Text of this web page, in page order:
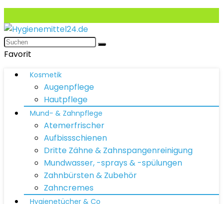
Favorit
Kosmetik
Augenpflege
Hautpflege
Mund- & Zahnpflege
Atemerfrischer
Aufbissschienen
Dritte Zähne & Zahnspangenreinigung
Mundwasser, -sprays & -spülungen
Zahnbürsten & Zubehör
Zahncremes
Hygienetücher & Co